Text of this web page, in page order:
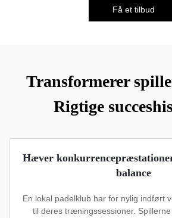
Få et tilbud
Transformerer
Rigtige
Hæver
balance
En lokal padelklub har for nylig indført
til deres træningssessioner.